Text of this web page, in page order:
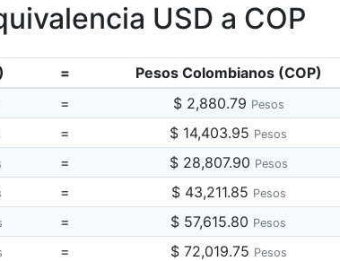
USD a COP
=
Pesos Colombianos (COP)
= $ 2,880.79 Pesos
= $ 14,403.95 Pesos
= $ 28,807.90 Pesos
= $ 43,211.85 Pesos
= $ 57,615.80 Pesos
= $ 72,019.75 Pesos